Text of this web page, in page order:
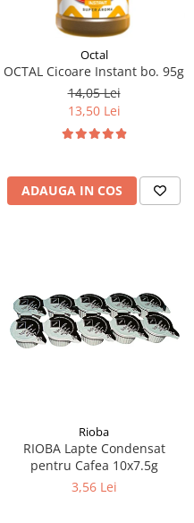
Octal
OCTAL Cicoare Instant bo. 95g
14,05 Lei
13,50 Lei
ADAUGA IN COS
Rioba
RIOBA Lapte Condensat
pentru Cafea 10x7.5g
3,56 Lei